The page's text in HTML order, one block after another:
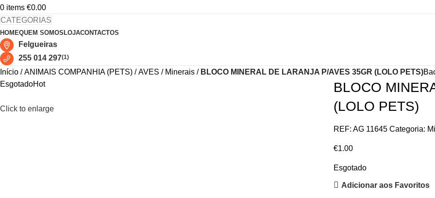
0 items €0.00
CATEGORIAS
HOMEQUEM SOMOS LOJACONTACTOS
Felgueiras
255 014 297(1)
Início ANIMAIS COMPANHIA (PETS) AVES Minerais BLOCO MINERAL DE LARANJA P/AVES 35GR (LOLO PETS)
EsgotadoHot
Click to enlarge
BLOCO
(LOLO PETS)
REF: AG 11645 Categoria:
€1.00
Esgotado
Adicionar aos Favoritos